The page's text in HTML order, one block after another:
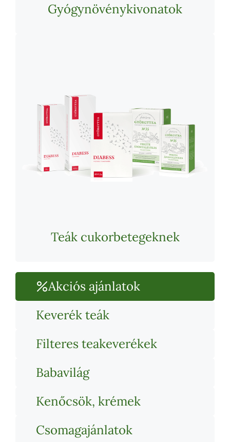
Gyógynövénykivonatok
Teák cukorbetegeknek
Akciós ajánlatok
Keverék teák
Filteres teakeverékek
Babavilág
Kenőcsök, krémek
Csomagajánlatok